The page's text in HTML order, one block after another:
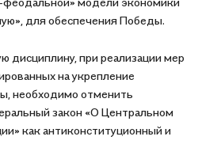
для обеспечения Победы.
дисциплину, при реализации мер
на укрепление
необходимо отменить
закон «О Центральном
как антиконституционный и